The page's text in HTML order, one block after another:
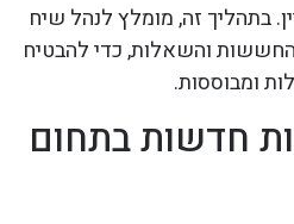
בתהליך זה, מומלץ לנהל שיח
והשאלות, כדי להבטיח
ומבוססות.
חדשות בתחום